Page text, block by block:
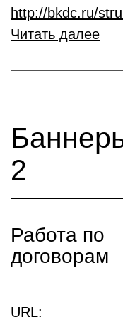
http://bkdc.ru/
Читать далее
2
Работа по
договорам
URL: